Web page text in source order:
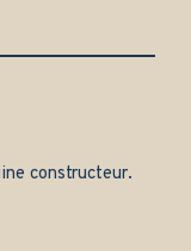
constructeur.